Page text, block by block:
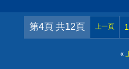
第4頁 共12頁 上一頁 1
«